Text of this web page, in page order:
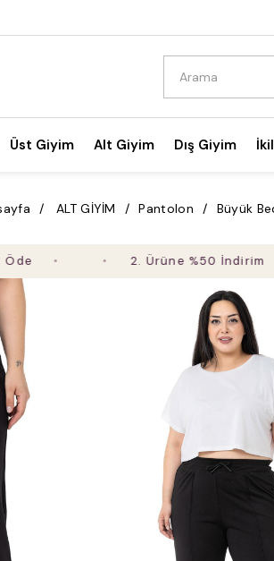
Üst Giyim Alt Giyim Dış Giyim
ALT GİYİM Pantolon Büyük
2. Ürüne %50 İndirim